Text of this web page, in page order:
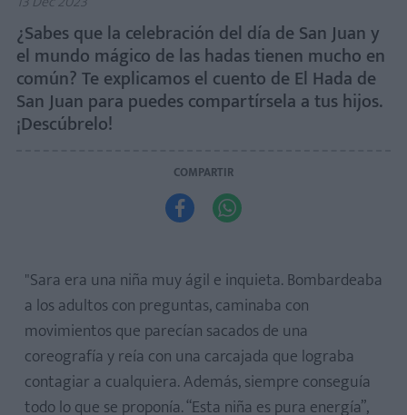
¿Sabes que la celebración del día de San Juan y
el mundo mágico de las hadas tienen mucho en
común? Te explicamos el cuento de El Hada de
San Juan para puedes compartírsela a tus hijos.
¡Descúbrelo!
COMPARTIR
 
"Sara era una niña muy ágil e inquieta. Bombardeaba
a los adultos con preguntas, caminaba con
movimientos que parecían sacados de una
coreografía y reía con una carcajada que lograba
contagiar a cualquiera. Además, siempre conseguía
todo lo que se proponía. “Esta niña es pura energía”,